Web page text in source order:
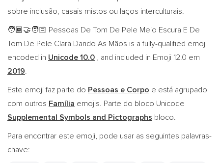
sobre inclusão, casais mistos ou laços interculturais.
🧑🏾‍🤝‍🧑🏻 Pessoas De Tom De Pele Meio Escura E De
Tom De Pele Clara Dando As Mãos is a fully-qualified emoji
encoded in Unicode 10.0 , and included in Emoji 12.0 em
2019.
Este emoji faz parte do Pessoas e Corpo e está agrupado
com outros Família emojis. Parte do bloco Unicode
Supplemental Symbols and Pictographs bloco.
Para encontrar este emoji, pode usar as seguintes palavras-
chave: